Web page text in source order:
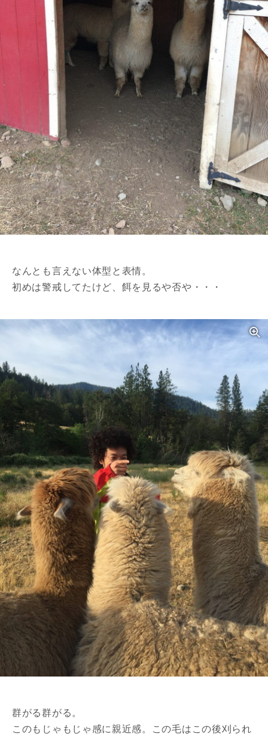
なんとも言えない体型と表情。
初めは警戒してたけど、餌を見るや否や・・・
群がる群がる。
このもじゃもじゃ感に親近感。この毛はこの後刈られ